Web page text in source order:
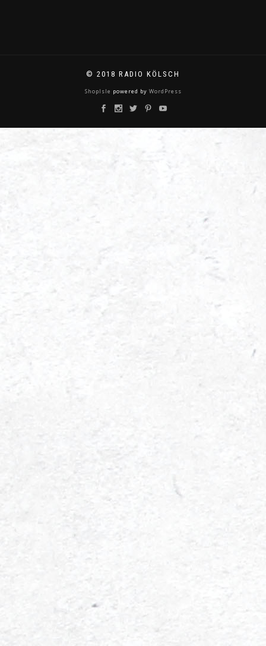
© 2018 RADIO KÖLSCH
ShopIsle powered by WordPress